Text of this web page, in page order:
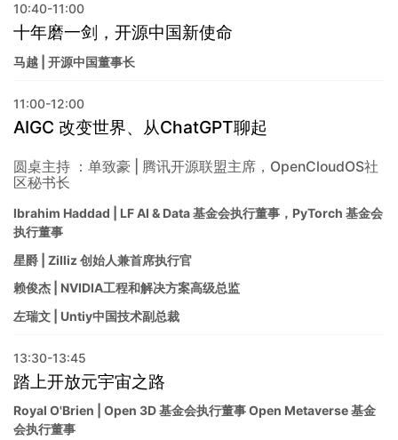
10:40-11:00
十年磨一剑，开源中国新使命
马越 | 开源中国董事长
11:00-12:00
AIGC 改变世界、从ChatGPT聊起
圆桌主持 ：单致豪 | 腾讯开源联盟主席，OpenCloudOS社
区秘书长
Ibrahim Haddad | LF AI & Data 基金会执行董事，PyTorch 基金会
执行董事
星爵 | Zilliz 创始人兼首席执行官
赖俊杰 | NVIDIA工程和解决方案高级总监
左瑞文 | Untiy中国技术副总裁
13:30-13:45
踏上开放元宇宙之路
Royal O'Brien | Open 3D 基金会执行董事 Open Metaverse 基金
会执行董事